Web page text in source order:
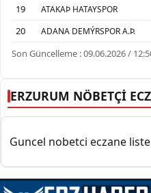
19
ATAKAÞ HATAYSPOR
20
ADANA DEMÝRSPOR A.Þ.
Son Güncelleme : 09.06.2026 /
ERZURUM NÖBETÇİ
Guncel nobetci eczane